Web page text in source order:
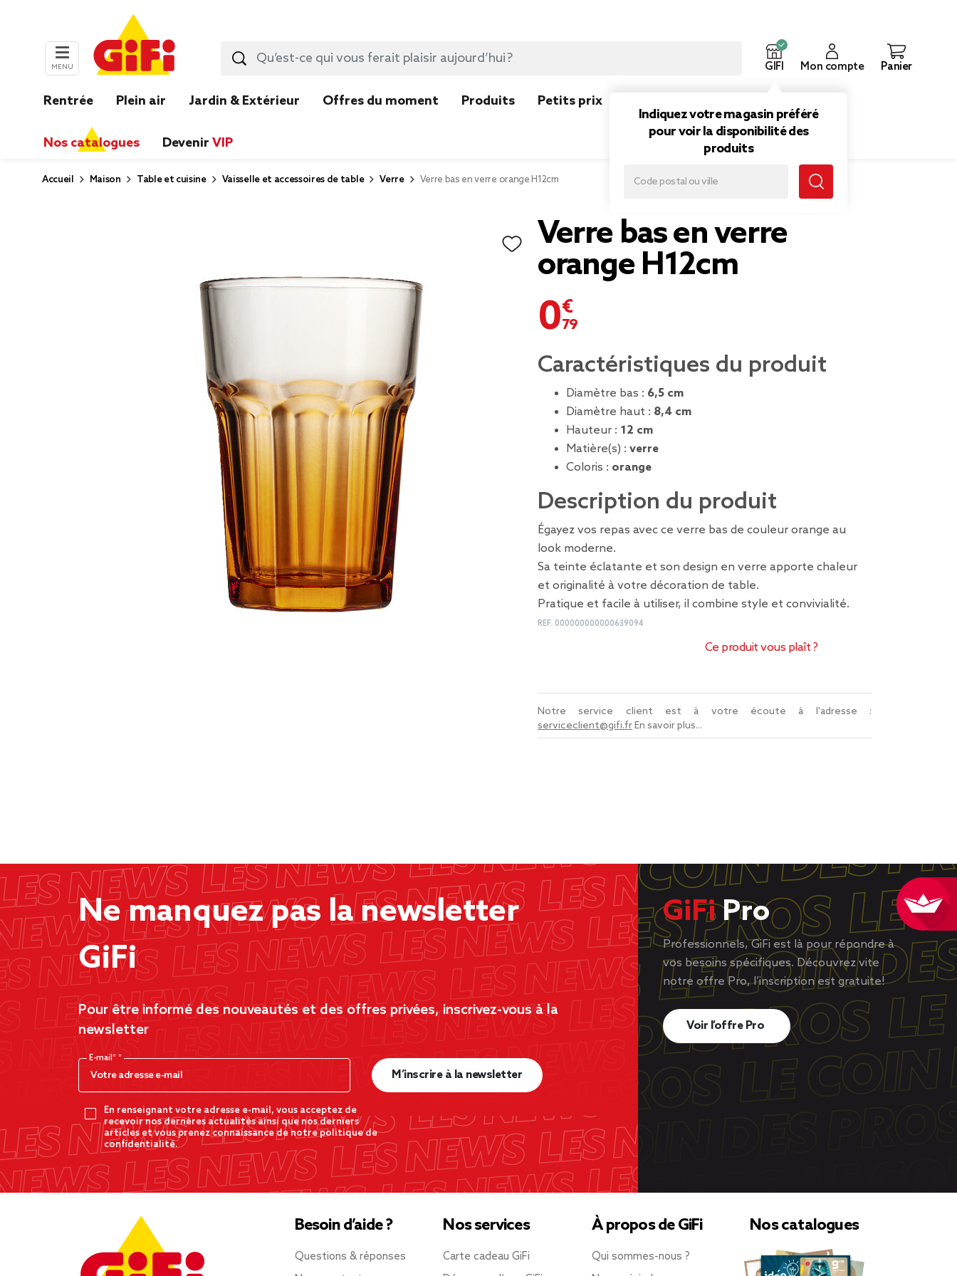
MENU GIFI
Indiquez votre magasin préféré
pour voir la disponibilité des
produits
Mon compte Panier
Rentrée Plein air Jardin & Extérieur Offres du moment Produits Petits prix
Nos catalogues Devenir VIP
Accueil Maison Table et cuisine Vaisselle et accessoires de table Verre Verre bas en verre orange H12cm
Verre bas en verre
orange H12cm
0,79 €
Caractéristiques du produit
Diamètre bas : 6,5 cm
Diamètre haut : 8,4 cm
Hauteur : 12 cm
Matière(s) : verre
Coloris : orange
Description du produit
Égayez vos repas avec ce verre bas de couleur orange au
look moderne.
Sa teinte éclatante et son design en verre apporte chaleur
et originalité à votre décoration de table.
Pratique et facile à utiliser, il combine style et convivialité.
REF. 000000000000639094
Ce produit vous plaît ?
Notre service client est à votre écoute à l'adresse :
serviceclient@gifi.frEn savoir plus...
Ne manquez pas la newsletter
GiFi
Pour être informé des nouveautés et des offres privées, inscrivez-vous à la
newsletter
E-mail*
En renseignant votre adresse e-mail, vous acceptez de
recevoir nos dernères actualités ainsi que nos derniers
articles et vous prenez connaissance de notre politique de
confidentialité.
M’inscrire à la newsletter
GiFiPro
Professionnels, GiFi est là pour répondre à
vos besoins spécifiques. Découvrez vite
notre offre Pro, l’inscription est gratuite!
Voir l’offre Pro
Besoin d’aide ?
Questions & réponses
Nos services
Carte cadeau GiFi
À propos de GiFi
Qui sommes-nous ?
Nos catalogues